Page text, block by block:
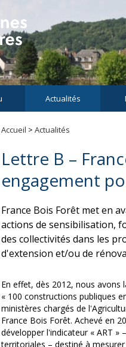
Actualités
Accueil > Actualités
Lettre B –
engagement
France Bois Forêt met en
actions de sensibilisation,
des collectivités dans les
d'extension et/ou de
En effet, dès 2012, nous
« 100 constructions publiques
ministères chargés de
France Bois Forêt. Achevé en
développer l'indicateur « ART »
territoriales – destiné à